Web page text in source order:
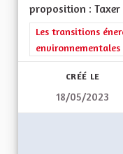
proposition :
Filtrer les résultats
Les transitions
CRÉÉ LE
18/05/2023